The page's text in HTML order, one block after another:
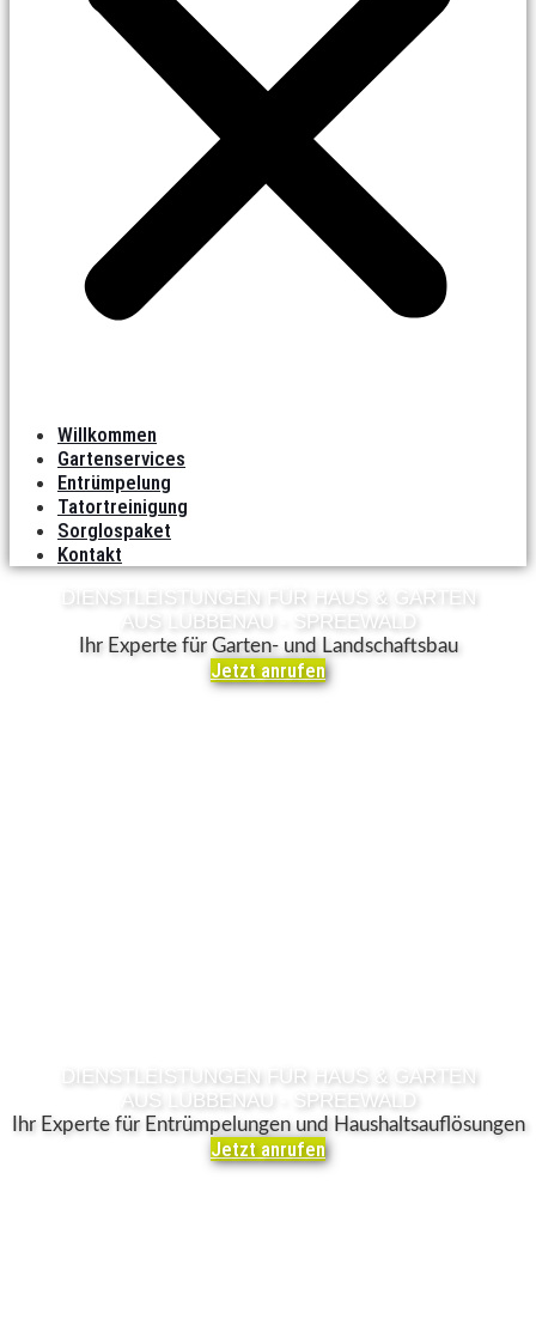
Willkommen
Gartenservices
Entrümpelung
Tatortreinigung
Sorglospaket
Kontakt
DIENSTLEISTUNGEN FÜR HAUS & GARTEN
AUS LÜBBENAU - SPREEWALD
Ihr Experte für Garten- und Landschaftsbau
Jetzt anrufen
DIENSTLEISTUNGEN FÜR HAUS & GARTEN
AUS LÜBBENAU - SPREEWALD
Ihr Experte für Entrümpelungen und Haushaltsauflösungen
Jetzt anrufen